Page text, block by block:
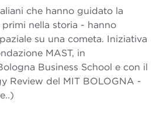
che hanno guidato la
nella storia - hanno
su una cometa. Iniziativa
MAST, in
Business School e con il
Review del MIT BOLOGNA -